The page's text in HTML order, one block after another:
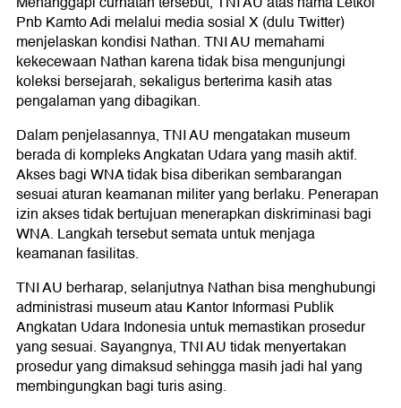
Pnb Kamto Adi melalui media sosial X (dulu Twitter)
menjelaskan kondisi Nathan. TNI AU memahami
kekecewaan Nathan karena tidak bisa mengunjungi
koleksi bersejarah, sekaligus berterima kasih atas
pengalaman yang dibagikan.
Dalam penjelasannya, TNI AU mengatakan museum
berada di kompleks Angkatan Udara yang masih aktif.
Akses bagi WNA tidak bisa diberikan sembarangan
sesuai aturan keamanan militer yang berlaku. Penerapan
izin akses tidak bertujuan menerapkan diskriminasi bagi
WNA. Langkah tersebut semata untuk menjaga
keamanan fasilitas.
TNI AU berharap, selanjutnya Nathan bisa menghubungi
administrasi museum atau Kantor Informasi Publik
Angkatan Udara Indonesia untuk memastikan prosedur
yang sesuai. Sayangnya, TNI AU tidak menyertakan
prosedur yang dimaksud sehingga masih jadi hal yang
membingungkan bagi turis asing.